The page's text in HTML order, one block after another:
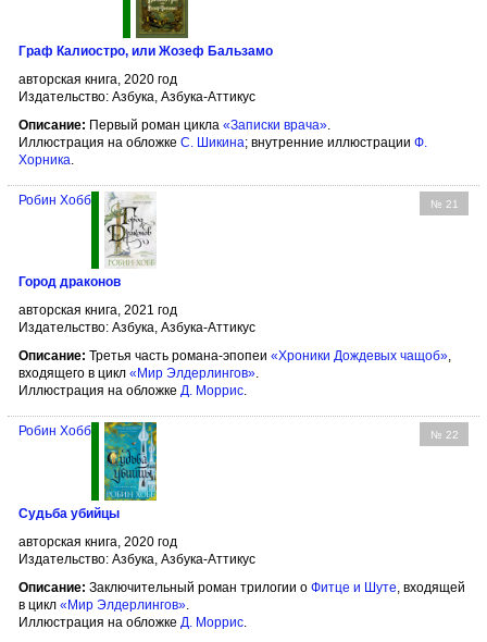
Граф Калиостро, или Жозеф Бальзамо
авторская книга, 2020 год
Издательство: Азбука, Азбука-Аттикус
Описание: Первый роман цикла «Записки врача».
Иллюстрация на обложке С. Шикина; внутренние иллюстрации Ф.
Хорника.
№ 21
Робин Хобб
Город драконов
авторская книга, 2021 год
Издательство: Азбука, Азбука-Аттикус
Описание: Третья часть романа-эпопеи «Хроники Дождевых чащоб»
входящего в цикл «Мир Элдерлингов»
Иллюстрация на обложке Д. Моррис
№ 22
Робин Хобб
Судьба убийцы
авторская книга, 2020 год
Издательство: Азбука, Азбука-Аттикус
Описание: Заключительный роман трилогии о Фитце и Шуте, входящей
в цикл «Мир Элдерлингов».
Иллюстрация на обложке Д. Моррис.